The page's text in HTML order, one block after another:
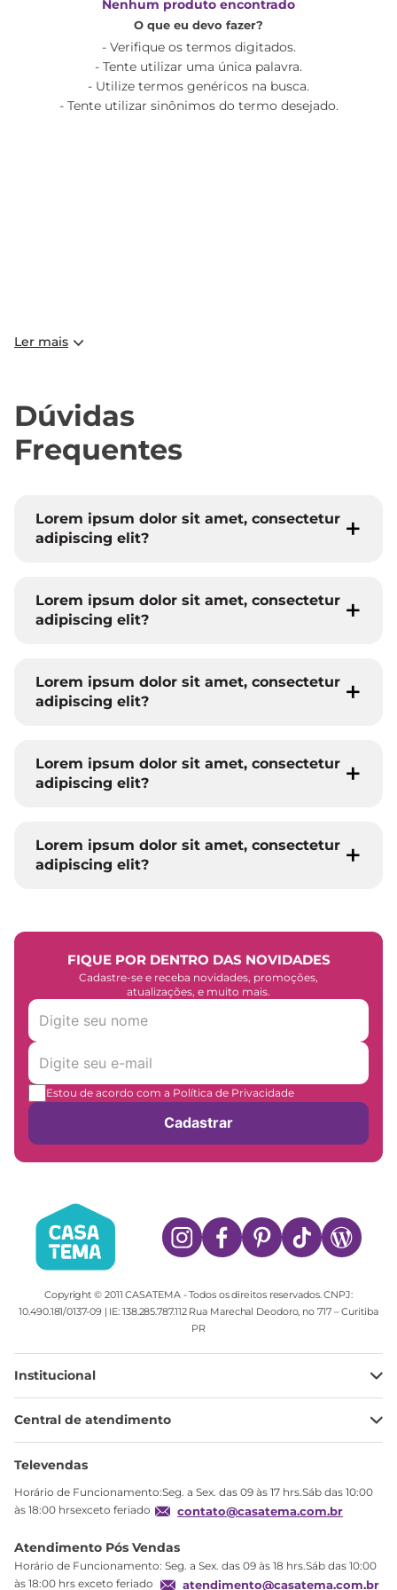
Nenhum produto encontrado
O que eu devo fazer?
Verifique os termos digitados.
Tente utilizar uma única palavra.
Utilize termos genéricos na busca.
Tente utilizar sinônimos do termo desejado.
Ler mais
Dúvidas
Frequentes
Lorem ipsum dolor sit amet, consectetur
adipiscing elit?
Lorem ipsum dolor sit amet, consectetur
adipiscing elit?
Lorem ipsum dolor sit amet, consectetur
adipiscing elit?
Lorem ipsum dolor sit amet, consectetur
adipiscing elit?
Lorem ipsum dolor sit amet, consectetur
adipiscing elit?
FIQUE POR DENTRO DAS NOVIDADES
Cadastre-se e receba novidades, promoções,
atualizações, e muito mais.
Estou de acordo com a Política de Privacidade
Cadastrar
Copyright © 2011 CASATEMA - Todos os direitos reservados. CNPJ:
10.490.181/0137-09 | IE: 138.285.787.112 Rua Marechal Deodoro, no 717 – Curitiba
PR
Institucional
Minha Conta
Meus pedidos
Troca
Central de atendimento
Ajuda
Televendas
Horário de Funcionamento:Seg. a Sex. das 09 às 17 hrs.Sáb das 10:00
às 18:00 hrsexceto feriado
contato@casatema.com.br
Atendimento Pós Vendas
Horário de Funcionamento: Seg. a Sex. das 09 às 18 hrs.Sáb das 10:00
às 18:00 hrs exceto feriado
atendimento@casatema.com.br